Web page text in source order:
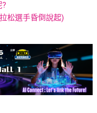
?
松選手昏倒說起)